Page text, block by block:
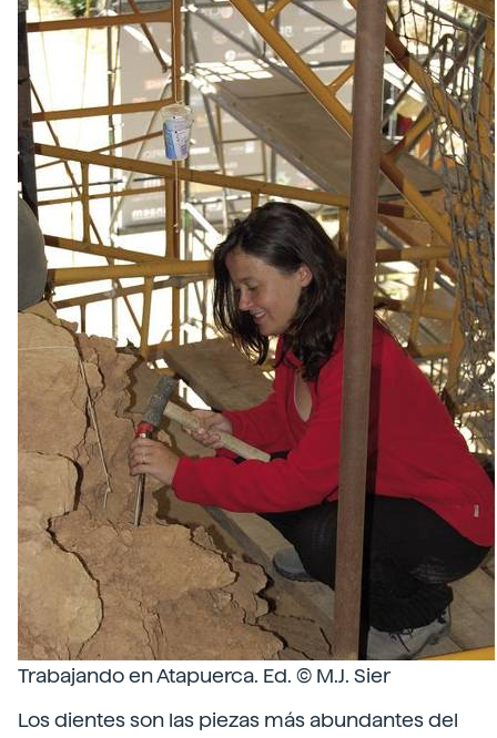
Trabajando en Atapuerca. Ed. © M.J. Sier
Los dientes son las piezas más abundantes del